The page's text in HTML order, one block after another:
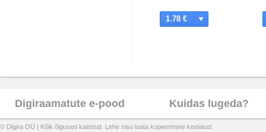
1.78 €
Digiraamatute e-pood Kuidas lugeda?
© Digira OÜ | Kõik õigused kaitstud. Lehe sisu loata kopeerimine keelatud.